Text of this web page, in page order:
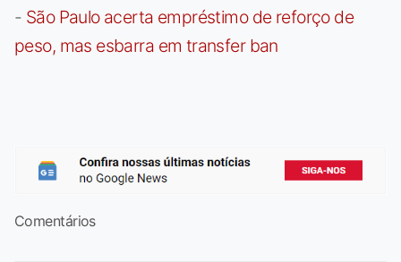
- São Paulo acerta empréstimo de reforço de
peso, mas esbarra em transfer ban
Comentários